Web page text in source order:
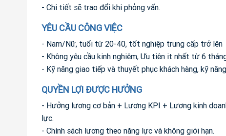
- Chi tiết sẽ trao đổi khi phỏng vấn.
YÊU CẦU CÔNG VIỆC
- Nam/Nữ, tuổi từ 20-40, tốt nghiệp trung cấp trở lên
- Không yêu cầu kinh nghiệm, Ưu tiên it nhất từ 6
- Kỹ năng giao tiếp và thuyết phục khách hàng, kỹ
QUYỀN LỢI ĐƯỢC HƯỞNG
- Hưởng lương cơ bản + Lương KPI + Lương kinh
lực.
- Chính sách lương theo năng lực và không giới hạn.